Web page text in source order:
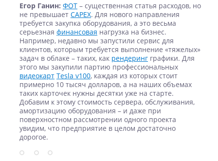
Егор Ганин: ФОТ – существенная статья расходов, но
не превышает CAPEX. Для нового направления
требуется закупка оборудования, а это весьма
серьезная финансовая нагрузка на бизнес.
Например, недавно мы запустили сервис для
клиентов, которым требуется выполнение «тяжелых»
задач в облаке – таких, как рендеринг графики. Для
этого мы закупили партию профессиональных
видеокарт Tesla v100, каждая из которых стоит
примерно 10 тысяч долларов, а на наших объемах
таких карточек нужны десятки уже на старте.
Добавим к этому стоимость сервера, обслуживания,
амортизацию оборудования – и даже при
поверхностном рассмотрении одного проекта
увидим, что предприятие в целом достаточно
дорогое.